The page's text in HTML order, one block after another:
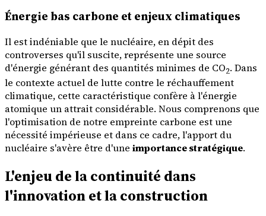
Énergie bas carbone et enjeux climatiques
Il est indéniable que le nucléaire, en dépit des
controverses qu'il suscite, représente une source
d'énergie générant des quantités minimes de CO2. Dans
le contexte actuel de lutte contre le réchauffement
climatique, cette caractéristique confère à l'énergie
atomique un attrait considérable. Nous comprenons que
l'optimisation de notre empreinte carbone est une
nécessité impérieuse et dans ce cadre, l'apport du
nucléaire s'avère être d'une importance stratégique.
L'enjeu de la continuité dans
l'innovation et la construction